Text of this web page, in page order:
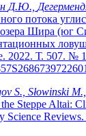
Д.Ю.,
потока
Шира (юг
2022. Т. 507. №
S., Słowinski
Steppe Altai:
Science